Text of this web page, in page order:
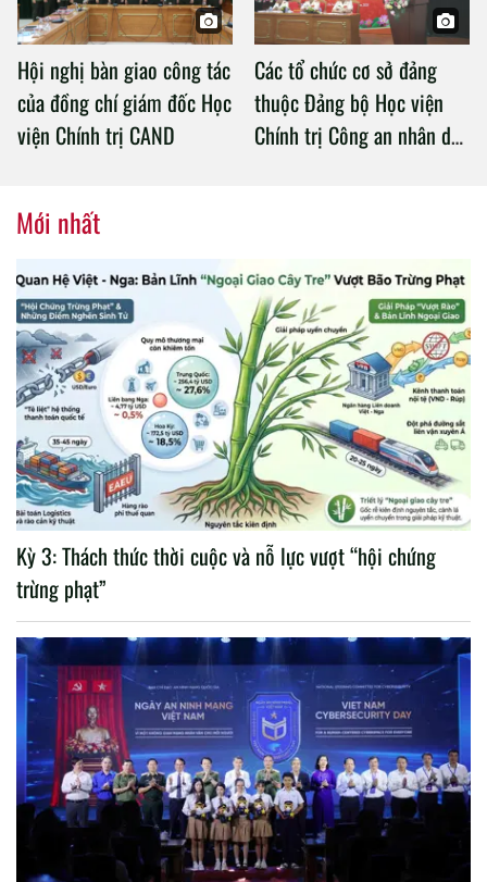
Hội nghị bàn giao công tác
của đồng chí giám đốc Học
viện Chính trị CAND
Các tổ chức cơ sở đảng
thuộc Đảng bộ Học viện
Chính trị Công an nhân dân
Mới nhất
Kỳ 3: Thách thức thời cuộc và nỗ lực vượt “hội chứng
trừng phạt”